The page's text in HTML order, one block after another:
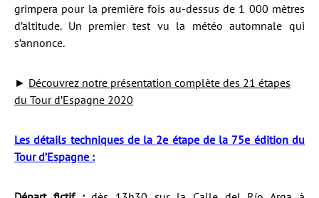
grimpera pour la première fois au-dessus de 1 000 mètres
d’altitude. Un premier test vu la météo automnale qui
s’annonce.
► Découvrez notre présentation complète des 21 étapes
du Tour d’Espagne 2020
Les détails techniques de la 2e étape de la 75e édition du
Tour d’Espagne :